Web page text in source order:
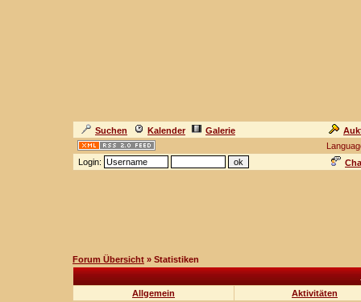
Suchen Kalender Galerie
Login:
Forum Übersicht » Statistiken
Allgemein Aktivitäten